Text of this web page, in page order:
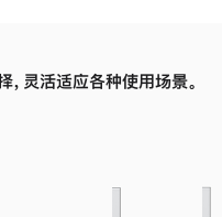
，灵活适应各种使用场景。